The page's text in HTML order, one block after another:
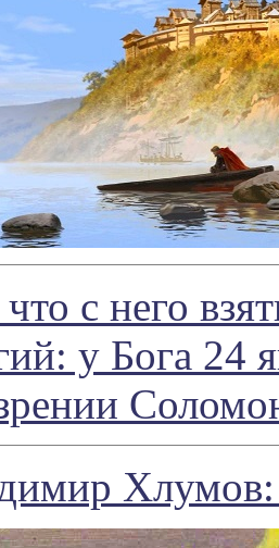
с него
у Бога 24